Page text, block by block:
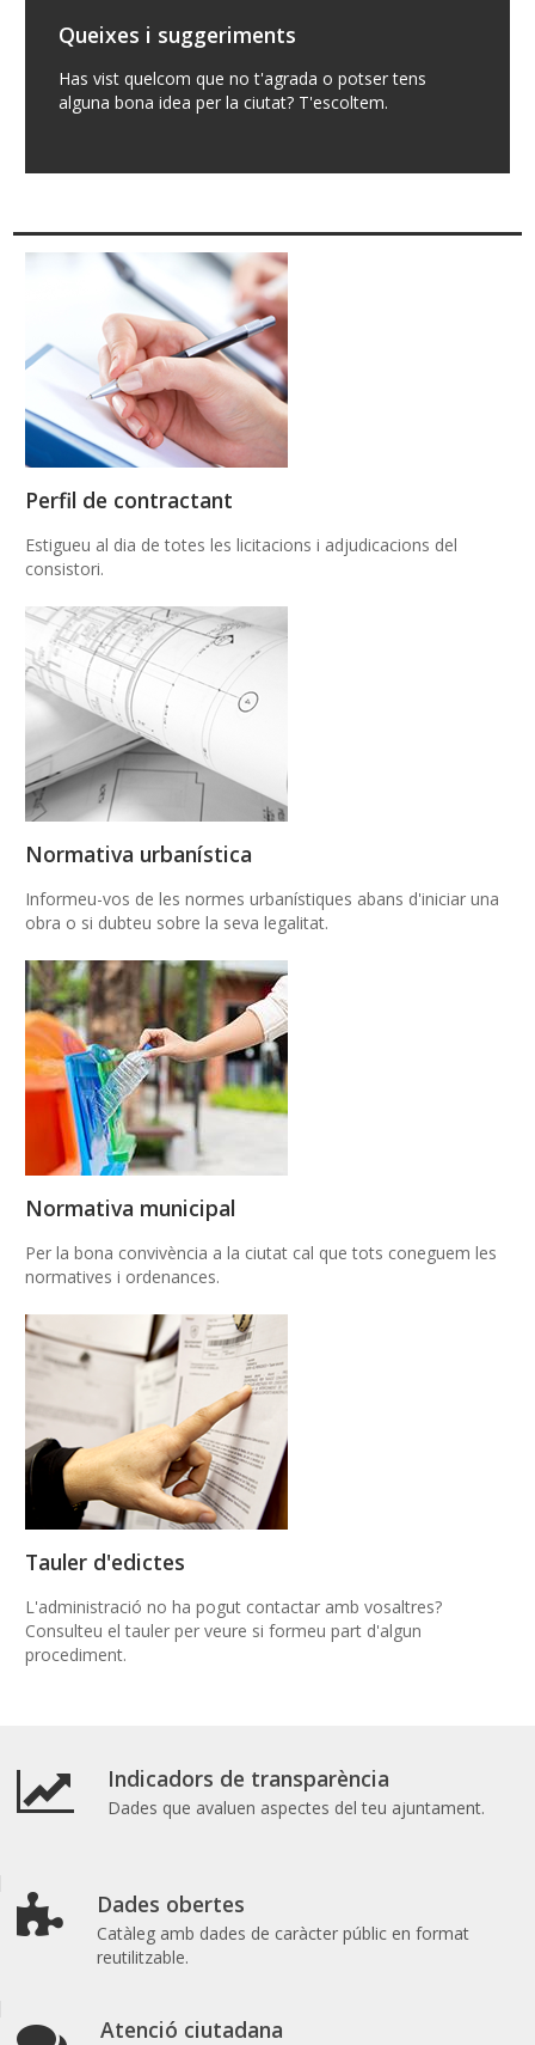
Queixes i suggeriments
Has vist quelcom que no t'agrada o potser tens
alguna bona idea per la ciutat? T'escoltem.
Perfil de contractant
Estigueu al dia de totes les licitacions i adjudicacions del
consistori.
Normativa urbanística
Informeu-vos de les normes urbanístiques abans d'iniciar una
obra o si dubteu sobre la seva legalitat.
Normativa municipal
Per la bona convivència a la ciutat cal que tots coneguem les
normatives i ordenances.
Tauler d'edictes
L'administració no ha pogut contactar amb vosaltres?
Consulteu el tauler per veure si formeu part d'algun
procediment.
Indicadors de transparència
Dades que avaluen aspectes del teu ajuntament.
Dades obertes
Catàleg amb dades de caràcter públic en format
reutilitzable.
Atenció ciutadana